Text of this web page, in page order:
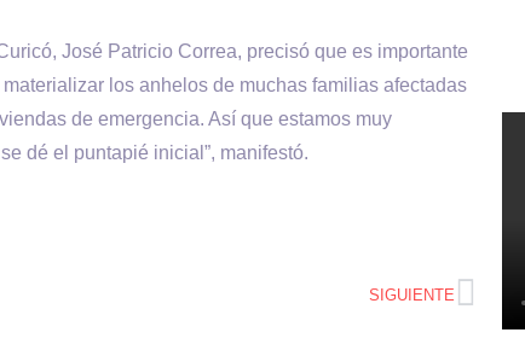
José Patricio Correa, precisó que es importante
los anhelos de muchas familias afectadas
de emergencia. Así que estamos muy
dé el puntapié inicial”, manifestó.
SIGUIENTE